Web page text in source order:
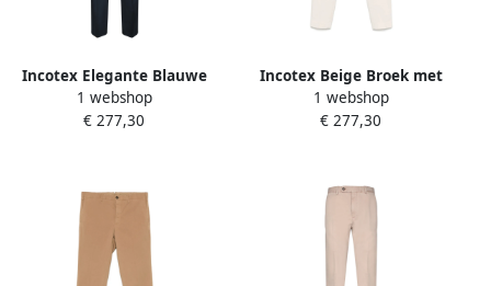
Incotex Elegante Blauwe
Broek voor Formele
Gelegenheden Blue Heren
1 webshop
€ 277,30
Incotex Beige Broek met
Verborgen Rits Beige Heren
1 webshop
€ 277,30